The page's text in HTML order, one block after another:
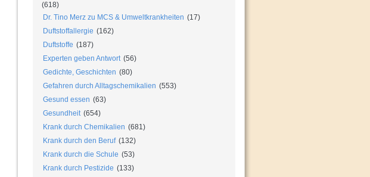
(618)
Dr. Tino Merz zu MCS & Umweltkrankheiten (17)
Duftstoffallergie (162)
Duftstoffe (187)
Experten geben Antwort (56)
Gedichte, Geschichten (80)
Gefahren durch Alltagschemikalien (553)
Gesund essen (63)
Gesundheit (654)
Krank durch Chemikalien (681)
Krank durch den Beruf (132)
Krank durch die Schule (53)
Krank durch Pestizide (133)